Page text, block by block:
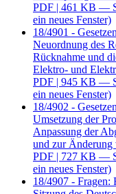
PDF | 461 KB —
ein neues Fenster)
18/4901 -
Neuordnung des
Rücknahme und
Elektro- und
PDF | 945 KB —
ein neues Fenster)
18/4902 -
Umsetzung der
Anpassung der
und zur Änderung
PDF | 727 KB —
ein neues Fenster)
18/4907 - Fragen: